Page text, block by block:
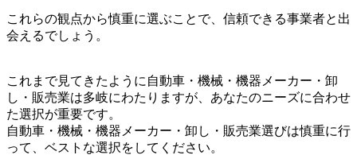
これらの観点から慎重に選ぶことで、信頼できる事業者と出
会えるでしょう。
これまで見てきたように自動車・機械・機器メーカー・卸
し・販売業は多岐にわたりますが、あなたのニーズに合わせ
た選択が重要です。
自動車・機械・機器メーカー・卸し・販売業選びは慎重に行
って、ベストな選択をしてください。